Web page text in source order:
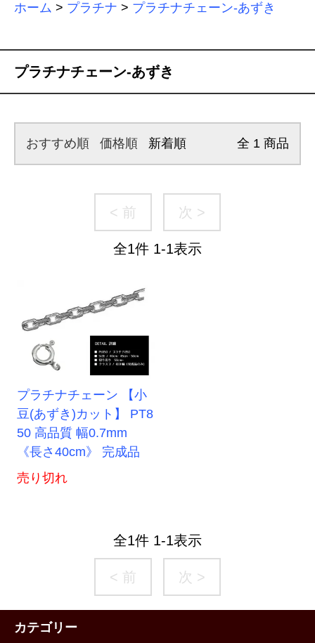
ホーム > プラチナ > プラチナチェーン-あずき
プラチナチェーン-あずき
おすすめ順 価格順 新着順 全 1 商品
< 前 次 >
全1件 1-1表示
プラチナチェーン 【小
豆(あずき)カット】 PT8
50 高品質 幅0.7mm
《長さ40cm》 完成品
売り切れ
全1件 1-1表示
< 前 次 >
カテゴリー